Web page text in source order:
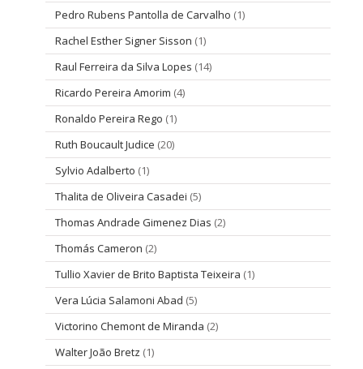
Pedro Rubens Pantolla de Carvalho (1)
Rachel Esther Signer Sisson (1)
Raul Ferreira da Silva Lopes (14)
Ricardo Pereira Amorim (4)
Ronaldo Pereira Rego (1)
Ruth Boucault Judice (20)
Sylvio Adalberto (1)
Thalita de Oliveira Casadei (5)
Thomas Andrade Gimenez Dias (2)
Thomás Cameron (2)
Tullio Xavier de Brito Baptista Teixeira (1)
Vera Lúcia Salamoni Abad (5)
Victorino Chemont de Miranda (2)
Walter João Bretz (1)